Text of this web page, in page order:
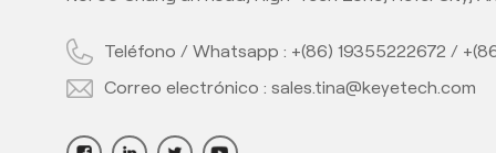
Machine with AI
Technology
AI PE Bottle Quality
Teléfono / Whatsapp : +(86) 19355222672 /
Correo electrónico :sales.tina@keyetech.com